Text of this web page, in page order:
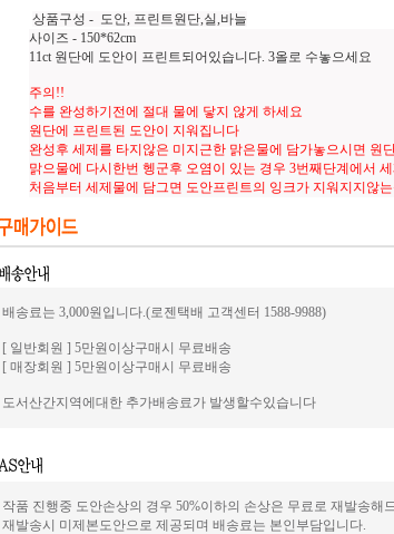
상품구성 - 도안, 프린트원단,실,바늘
사이즈 - 150*62cm
11ct 원단에 도안이 프린트되어있습니다. 3올로 수놓으세요
주의!!
수를 완성하기전에 절대 물에 닿지 않게 하세요
원단에 프린트된 도안이 지워집니다
완성후 세제를 타지않은 미지근한 맑은물에 담가놓으시면 원
맑으물에 다시한번 헹군후 오염이 있는 경우 3번째단계에서
처음부터 세제물에 담그면 도안프린트의 잉크가 지워지지않
배송료는 3,000원입니다.(로젠택배 고객센터 1588-9988)
[ 일반회원 ] 5만원이상구매시 무료배송
[ 매장회원 ] 5만원이상구매시 무료배송
도서산간지역에대한 추가배송료가 발생할수있습니다
작품 진행중 도안손상의 경우 50%이하의 손상은 무료로 재발송해
재발송시 미제본도안으로 제공되며 배송료는 본인부담입니다.